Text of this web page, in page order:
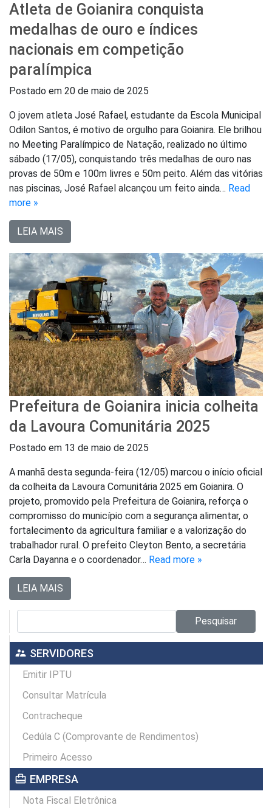
Atleta de Goianira conquista
medalhas de ouro e índices
nacionais em competição
paralímpica
Postado em 20 de maio de 2025
O jovem atleta José Rafael, estudante da Escola Municipal
Odilon Santos, é motivo de orgulho para Goianira. Ele brilhou
no Meeting Paralímpico de Natação, realizado no último
sábado (17/05), conquistando três medalhas de ouro nas
provas de 50m e 100m livres e 50m peito. Além das vitórias
nas piscinas, José Rafael alcançou um feito ainda… Read
more »
LEIA MAIS
Prefeitura de Goianira inicia colheita
da Lavoura Comunitária 2025
Postado em 13 de maio de 2025
A manhã desta segunda-feira (12/05) marcou o início oficial
da colheita da Lavoura Comunitária 2025 em Goianira. O
projeto, promovido pela Prefeitura de Goianira, reforça o
compromisso do município com a segurança alimentar, o
fortalecimento da agricultura familiar e a valorização do
trabalhador rural. O prefeito Cleyton Bento, a secretária
Carla Dayanna e o coordenador… Read more »
LEIA MAIS
Pesquisar
supervisor_account SERVIDORES
Emitir IPTU
Consultar Matrícula
Contracheque
Cedúla C (Comprovante de Rendimentos)
Primeiro Acesso
card_travel EMPRESA
Nota Fiscal Eletrônica